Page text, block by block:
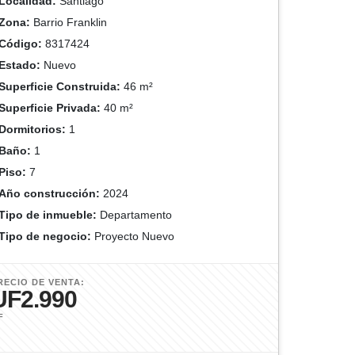
Barrio Franklin
8317424
Nuevo
Construida: 46 m²
Privada: 40 m²
1
1
7
construcción: 2024
de inmueble: Departamento
de negocio: Proyecto Nuevo
DE VENTA: